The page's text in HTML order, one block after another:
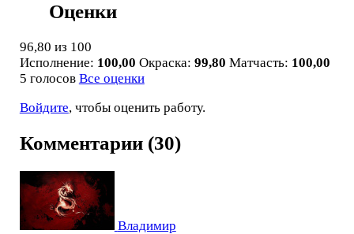
Оценки
96,80 из 100
Исполнение: 100,00 Окраска: 99,80 Матчасть: 100,00
5 голосов Все оценки
Войдите, чтобы оценить работу.
Комментарии (30)
Владимир